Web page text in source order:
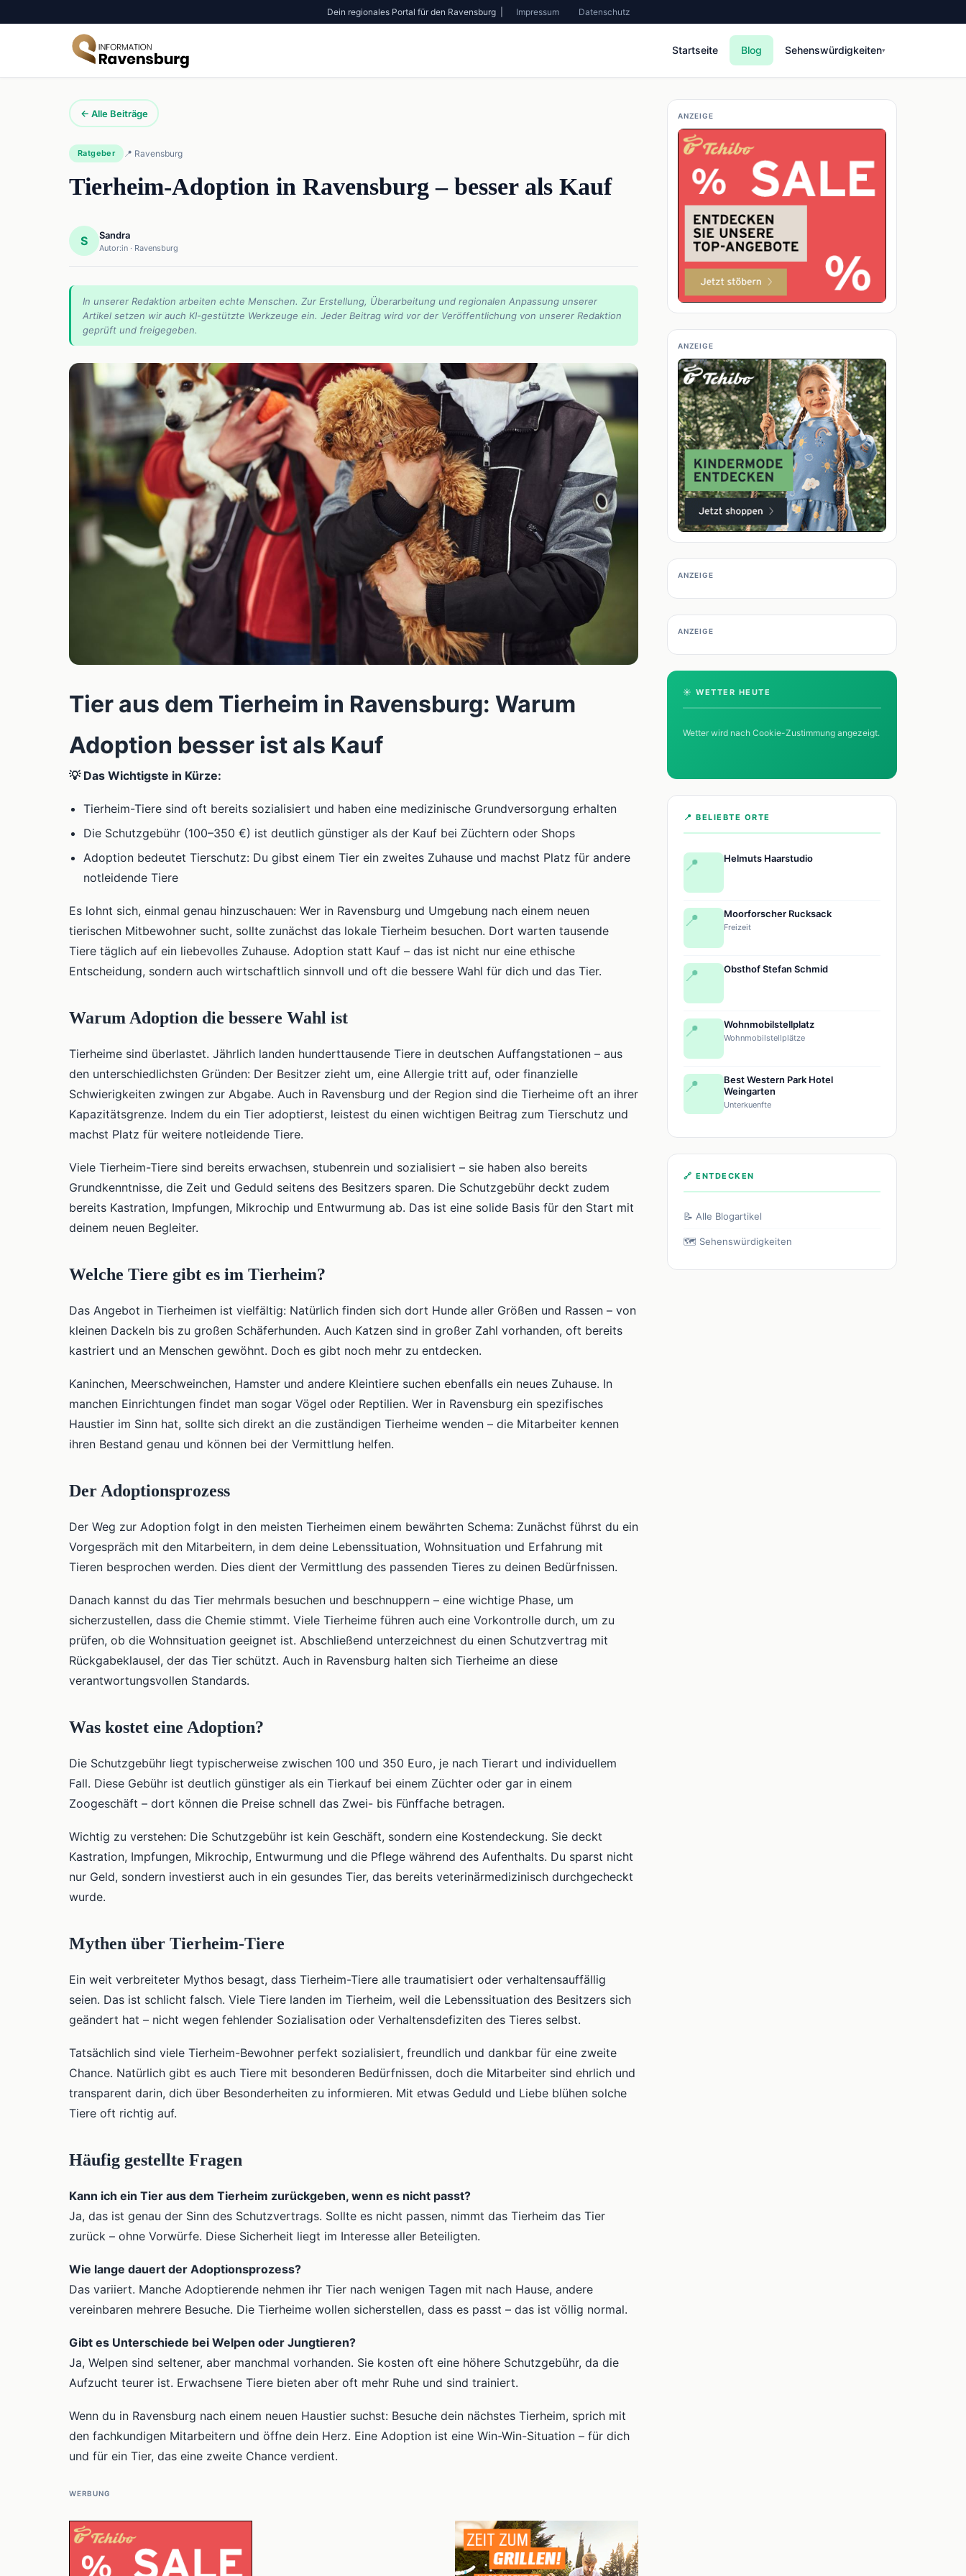
Dein regionales Portal für den Ravensburg | Impressum Datenschutz
Startseite Blog Sehenswürdigkeiten▾
ANZEIGE
ANZEIGE
ANZEIGE
ANZEIGE
☀️ WETTER HEUTE
Wetter wird nach Cookie-Zustimmung angezeigt.
📍 BELIEBTE ORTE
📍 Helmuts Haarstudio
📍 Moorforscher Rucksack
Freizeit
📍 Obsthof Stefan Schmid
📍 Wohnmobilstellplatz
Wohnmobilstellplätze
📍
Best Western Park Hotel
Weingarten
Unterkuenfte
🔗 ENTDECKEN
📝 Alle Blogartikel
🗺️ Sehenswürdigkeiten
← Alle Beiträge
Ratgeber 📍 Ravensburg
Tierheim-Adoption in Ravensburg – besser als Kauf
S Sandra
Autor:in · Ravensburg
In unserer Redaktion arbeiten echte Menschen. Zur Erstellung, Überarbeitung und regionalen Anpassung unserer
Artikel setzen wir auch KI-gestützte Werkzeuge ein. Jeder Beitrag wird vor der Veröffentlichung von unserer Redaktion
geprüft und freigegeben.
📰
Tier aus dem Tierheim in Ravensburg: Warum
Adoption besser ist als Kauf
💡 Das Wichtigste in Kürze:
Tierheim-Tiere sind oft bereits sozialisiert und haben eine medizinische Grundversorgung erhalten
Die Schutzgebühr (100–350 €) ist deutlich günstiger als der Kauf bei Züchtern oder Shops
Adoption bedeutet Tierschutz: Du gibst einem Tier ein zweites Zuhause und machst Platz für andere
notleidende Tiere
Es lohnt sich, einmal genau hinzuschauen: Wer in Ravensburg und Umgebung nach einem neuen
tierischen Mitbewohner sucht, sollte zunächst das lokale Tierheim besuchen. Dort warten tausende
Tiere täglich auf ein liebevolles Zuhause. Adoption statt Kauf – das ist nicht nur eine ethische
Entscheidung, sondern auch wirtschaftlich sinnvoll und oft die bessere Wahl für dich und das Tier.
Warum Adoption die bessere Wahl ist
Tierheime sind überlastet. Jährlich landen hunderttausende Tiere in deutschen Auffangstationen – aus
den unterschiedlichsten Gründen: Der Besitzer zieht um, eine Allergie tritt auf, oder finanzielle
Schwierigkeiten zwingen zur Abgabe. Auch in Ravensburg und der Region sind die Tierheime oft an ihrer
Kapazitätsgrenze. Indem du ein Tier adoptierst, leistest du einen wichtigen Beitrag zum Tierschutz und
machst Platz für weitere notleidende Tiere.
Viele Tierheim-Tiere sind bereits erwachsen, stubenrein und sozialisiert – sie haben also bereits
Grundkenntnisse, die Zeit und Geduld seitens des Besitzers sparen. Die Schutzgebühr deckt zudem
bereits Kastration, Impfungen, Mikrochip und Entwurmung ab. Das ist eine solide Basis für den Start mit
deinem neuen Begleiter.
Welche Tiere gibt es im Tierheim?
Das Angebot in Tierheimen ist vielfältig: Natürlich finden sich dort Hunde aller Größen und Rassen – von
kleinen Dackeln bis zu großen Schäferhunden. Auch Katzen sind in großer Zahl vorhanden, oft bereits
kastriert und an Menschen gewöhnt. Doch es gibt noch mehr zu entdecken.
Kaninchen, Meerschweinchen, Hamster und andere Kleintiere suchen ebenfalls ein neues Zuhause. In
manchen Einrichtungen findet man sogar Vögel oder Reptilien. Wer in Ravensburg ein spezifisches
Haustier im Sinn hat, sollte sich direkt an die zuständigen Tierheime wenden – die Mitarbeiter kennen
ihren Bestand genau und können bei der Vermittlung helfen.
Der Adoptionsprozess
Der Weg zur Adoption folgt in den meisten Tierheimen einem bewährten Schema: Zunächst führst du ein
Vorgespräch mit den Mitarbeitern, in dem deine Lebenssituation, Wohnsituation und Erfahrung mit
Tieren besprochen werden. Dies dient der Vermittlung des passenden Tieres zu deinen Bedürfnissen.
Danach kannst du das Tier mehrmals besuchen und beschnuppern – eine wichtige Phase, um
sicherzustellen, dass die Chemie stimmt. Viele Tierheime führen auch eine Vorkontrolle durch, um zu
prüfen, ob die Wohnsituation geeignet ist. Abschließend unterzeichnest du einen Schutzvertrag mit
Rückgabeklausel, der das Tier schützt. Auch in Ravensburg halten sich Tierheime an diese
verantwortungsvollen Standards.
Was kostet eine Adoption?
Die Schutzgebühr liegt typischerweise zwischen 100 und 350 Euro, je nach Tierart und individuellem
Fall. Diese Gebühr ist deutlich günstiger als ein Tierkauf bei einem Züchter oder gar in einem
Zoogeschäft – dort können die Preise schnell das Zwei- bis Fünffache betragen.
Wichtig zu verstehen: Die Schutzgebühr ist kein Geschäft, sondern eine Kostendeckung. Sie deckt
Kastration, Impfungen, Mikrochip, Entwurmung und die Pflege während des Aufenthalts. Du sparst nicht
nur Geld, sondern investierst auch in ein gesundes Tier, das bereits veterinärmedizinisch durchgecheckt
wurde.
Mythen über Tierheim-Tiere
Ein weit verbreiteter Mythos besagt, dass Tierheim-Tiere alle traumatisiert oder verhaltensauffällig
seien. Das ist schlicht falsch. Viele Tiere landen im Tierheim, weil die Lebenssituation des Besitzers sich
geändert hat – nicht wegen fehlender Sozialisation oder Verhaltensdefiziten des Tieres selbst.
Tatsächlich sind viele Tierheim-Bewohner perfekt sozialisiert, freundlich und dankbar für eine zweite
Chance. Natürlich gibt es auch Tiere mit besonderen Bedürfnissen, doch die Mitarbeiter sind ehrlich und
transparent darin, dich über Besonderheiten zu informieren. Mit etwas Geduld und Liebe blühen solche
Tiere oft richtig auf.
Häufig gestellte Fragen
Kann ich ein Tier aus dem Tierheim zurückgeben, wenn es nicht passt?
Ja, das ist genau der Sinn des Schutzvertrags. Sollte es nicht passen, nimmt das Tierheim das Tier
zurück – ohne Vorwürfe. Diese Sicherheit liegt im Interesse aller Beteiligten.
Wie lange dauert der Adoptionsprozess?
Das variiert. Manche Adoptierende nehmen ihr Tier nach wenigen Tagen mit nach Hause, andere
vereinbaren mehrere Besuche. Die Tierheime wollen sicherstellen, dass es passt – das ist völlig normal.
Gibt es Unterschiede bei Welpen oder Jungtieren?
Ja, Welpen sind seltener, aber manchmal vorhanden. Sie kosten oft eine höhere Schutzgebühr, da die
Aufzucht teurer ist. Erwachsene Tiere bieten aber oft mehr Ruhe und sind trainiert.
Wenn du in Ravensburg nach einem neuen Haustier suchst: Besuche dein nächstes Tierheim, sprich mit
den fachkundigen Mitarbeitern und öffne dein Herz. Eine Adoption ist eine Win-Win-Situation – für dich
und für ein Tier, das eine zweite Chance verdient.
WERBUNG